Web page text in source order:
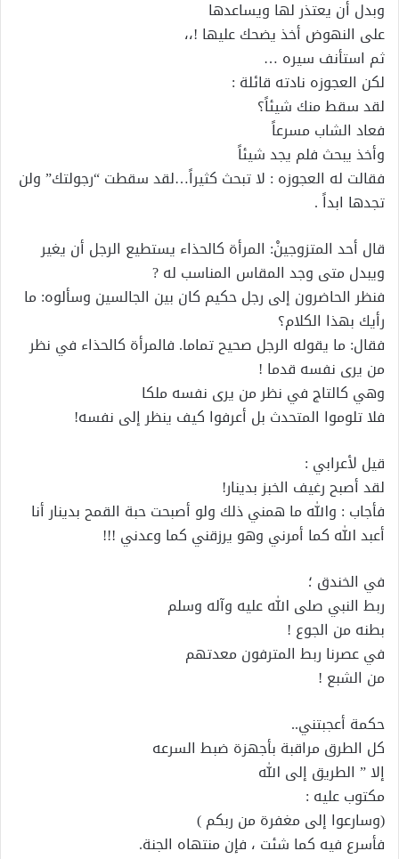
وبدل أن يعتذر لها ويساعدها
على النهوض أخذ يضحك عليها !،،
ثم استأنف سيره …
لكن العجوزه نادته قائلة :
لقد سقط منك شيئاً؟
فعاد الشاب مسرعاً
وأخذ يبحث فلم يجد شيئاً
فقالت له العجوزه : لا تبحث كثيراً…لقد سقطت “رجولتك” ولن
تجدها ابداً .
قال أحد المتزوجينْ: المرأة كالحذاء يستطيع الرجل أن يغير
ويبدل متى وجد المقاس المناسب له ?
فنظر الحاضرون إلى رجل حكيم كان بين الجالسين وسألوه: ما
رأيك بهذا الكلام؟
فقال: ما يقوله الرجل صحيح تماما. فالمرأة كالحذاء في نظر
من يرى نفسه قدما !
وهي كالتاج في نظر من يرى نفسه ملكا
فلا تلوموا المتحدث بل أعرفوا كيف ينظر إلى نفسه!
قيل لأعرابي :
لقد أصبح رغيف الخبز بدينار!
فأجاب : والله ما همني ذلك ولو أصبحت حبة القمح بدينار أنا
أعبد الله كما أمرني وهو يرزقني كما وعدني !!!
في الخندق ؛
ربط النبي صلى الله عليه وآله وسلم
بطنه من الجوع !
في عصرنا ربط المترفون معدتهم
من الشبع !
حكمة أعجبتني..
كل الطرق مراقبة بأجهزة ضبط السرعه
إلا ” الطريق إلى الله
مكتوب عليه :
(وسارعوا إلى مغفرة من ربكم )
فأسرع فيه كما شئت ، فإن منتهاه الجنة.